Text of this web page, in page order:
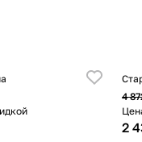
4
2